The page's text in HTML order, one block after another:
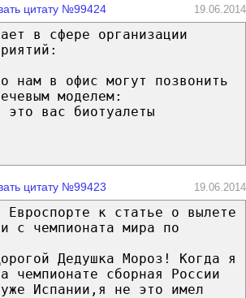
цитату №99424 19.06.2014
в сфере организации
нам в офис могут позвонить
моделем:
это вас биотуалеты
цитату №99423 19.06.2014
Евроспорте к статье о вылете
с чемпионата мира по
Дедушка Мороз! Когда я
чемпионате сборная России
Испании,я не это имел